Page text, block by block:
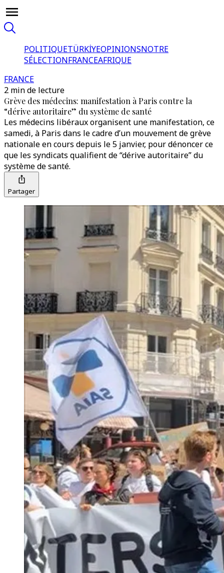
POLITIQUETÜRKİYEOPINIONSNOTRE
SÉLECTIONFRANCEAFRIQUE
FRANCE
2 min de lecture
Grève des médecins: manifestation à Paris contre la
“dérive autoritaire” du système de santé
Les médecins libéraux organisent une manifestation, ce
samedi, à Paris dans le cadre d’un mouvement de grève
nationale en cours depuis le 5 janvier, pour dénoncer ce
que les syndicats qualifient de “dérive autoritaire” du
système de santé.
Partager